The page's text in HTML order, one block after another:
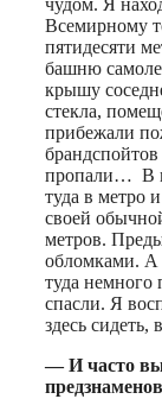
чудом. Я
Всемирному
пятидесяти
башню
крышу
стекла,
прибежали
пропали… В
туда в метро
своей
метров.
обломками. А
туда
спасли. Я
здесь сидеть,
— И часто вы